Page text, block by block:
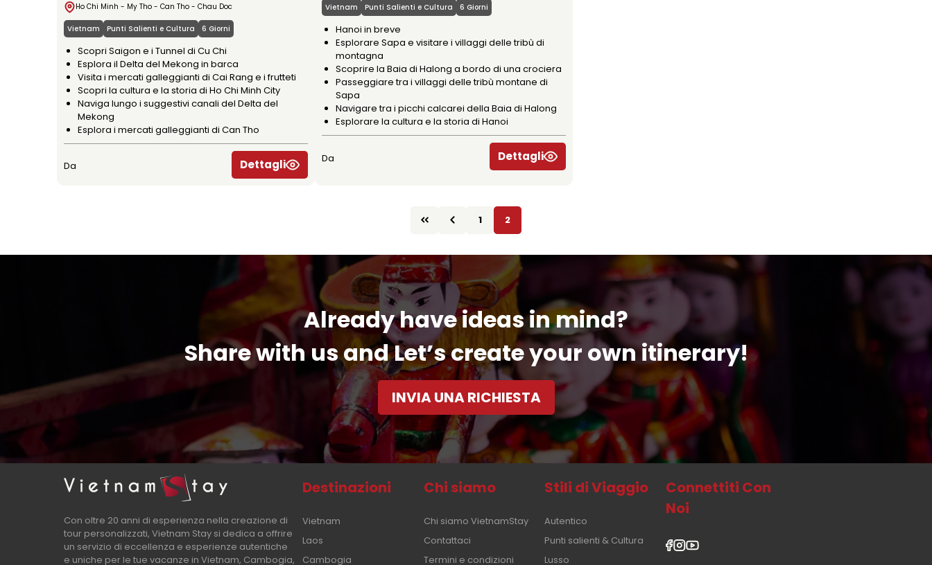
Ho Chi Minh - My Tho - Can Tho - Chau Doc
Vietnam Punti Salienti e Cultura 6 Giorni
Scopri Saigon e i Tunnel di Cu Chi
Esplora il Delta del Mekong in barca
Visita i mercati galleggianti di Cai Rang e i frutteti
Scopri la cultura e la storia di Ho Chi Minh City
Naviga lungo i suggestivi canali del Delta del
Mekong
Esplora i mercati galleggianti di Can Tho
Da Dettagli
Vietnam Punti Salienti e Cultura 6 Giorni
Hanoi in breve
Esplorare Sapa e visitare i villaggi delle tribù di
montagna
Scoprire la Baia di Halong a bordo di una crociera
Passeggiare tra i villaggi delle tribù montane di
Sapa
Navigare tra i picchi calcarei della Baia di Halong
Esplorare la cultura e la storia di Hanoi
Da Dettagli
1 2
Already have ideas in mind?
Share with us and Let’s create your own itinerary!
INVIA UNA RICHIESTA
Con oltre 20 anni di esperienza nella creazione di
tour personalizzati, Vietnam Stay si dedica a offrire
un servizio di eccellenza e esperienze autentiche
e uniche per le tue vacanze in Vietnam, Cambogia,
Destinazioni
Vietnam
Laos
Cambogia
Chi siamo
Chi siamo VietnamStay
Contattaci
Termini e condizioni
Stili di Viaggio
Autentico
Punti salienti & Cultura
Lusso
Connettiti Con
Noi